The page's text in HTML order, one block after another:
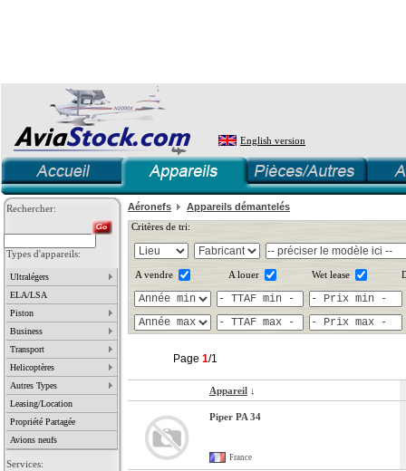
English version
Rechercher:
Types d'appareils:
Ultralégers
ELA/LSA
Piston
Business
Transport
Helicoptères
Autres Types
Leasing/Location
Propriété Partagée
Avions neufs
Services:
Aéronefs
Appareils démantelés
Critères de tri:
A vendre A louer Wet lease
Page 1/1
Appareil ↓
Piper PA 34
France